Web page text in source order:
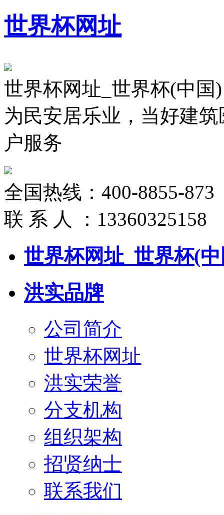
世界杯网址
世界杯网址_世界杯(中国)
为民安居乐业，当好建
户服务
全国热线： 400-8855-873
联 系 人 ： 13360325158
世界杯网址_世界杯(
洪实品牌
公司简介
世界杯网址
洪实荣誉
分支机构
组织架构
招贤纳士
联系我们